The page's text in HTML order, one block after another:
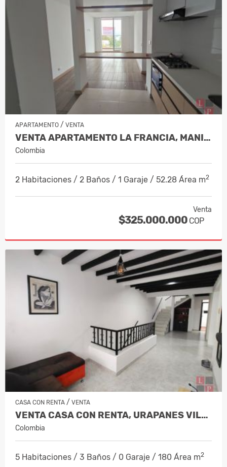
APARTAMENTO / VENTA
VENTA APARTAMENTO LA FRANCIA, MANIZ…
Colombia
2 Habitaciones / 2 Baños / 1 Garaje / 52.28 Área m2
Venta
$325.000.000 COP
CASA CON RENTA / VENTA
VENTA CASA CON RENTA, URAPANES VILLA…
Colombia
5 Habitaciones / 3 Baños / 0 Garaje / 180 Área m2